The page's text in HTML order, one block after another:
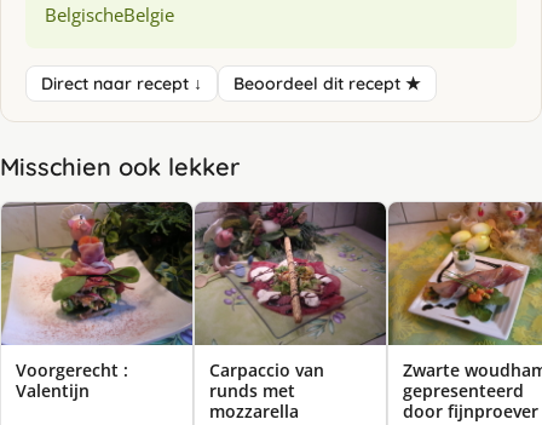
BelgischeBelgie
Direct naar recept ↓ Beoordeel dit recept ★
Misschien ook lekker
Voorgerecht :
Valentijn
Carpaccio van
runds met
mozzarella
Zwarte
gepresenteerd
door fijnproever